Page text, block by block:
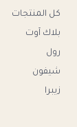
كل المنتجات
بلاك آوت
رول
شيفون
زيبرا